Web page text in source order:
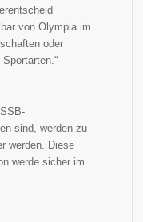
von Olympia im
oder
sind, werden zu
werden. Diese
werde sicher im